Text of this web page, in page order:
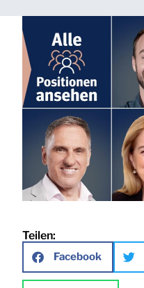
Teilen:
Facebook